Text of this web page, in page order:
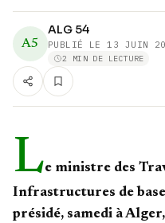
A5
ALG 54
PUBLIÉ LE 13 JUIN
2 MIN DE LECTURE
Le ministre des
Infrastructures de
présidé, samedi à